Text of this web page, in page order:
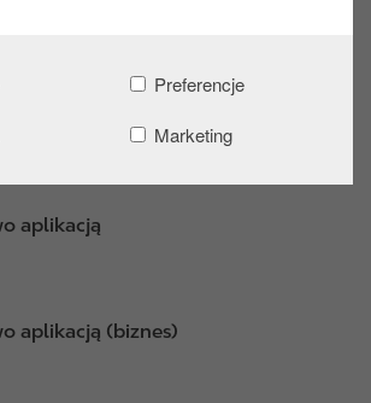
Preferencje
Marketing
aplikacją
aplikacją (biznes)